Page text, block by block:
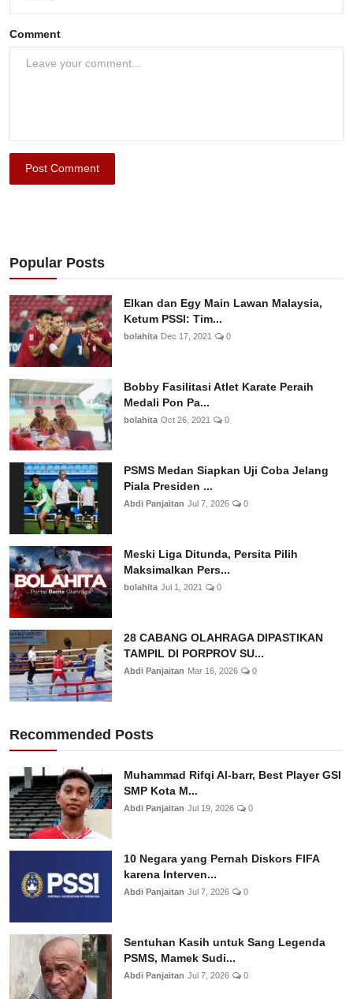
Comment
Post Comment
Popular Posts
Elkan dan Egy Main Lawan Malaysia,
Ketum PSSI: Tim...
bolahita Dec 17, 2021 0
Bobby Fasilitasi Atlet Karate Peraih
Medali Pon Pa...
bolahita Oct 26, 2021 0
PSMS Medan Siapkan Uji Coba Jelang
Piala Presiden ...
Abdi Panjaitan Jul 7, 2026 0
Meski Liga Ditunda, Persita Pilih
Maksimalkan Pers...
bolahita Jul 1, 2021 0
28 CABANG OLAHRAGA DIPASTIKAN
TAMPIL DI PORPROV SU...
Abdi Panjaitan Mar 16, 2026 0
Recommended Posts
Muhammad Rifqi Al-barr, Best Player GSI
SMP Kota M...
Abdi Panjaitan Jul 19, 2026 0
10 Negara yang Pernah Diskors FIFA
karena Interven...
Abdi Panjaitan Jul 7, 2026 0
Sentuhan Kasih untuk Sang Legenda
PSMS, Mamek Sudi...
Abdi Panjaitan Jul 7, 2026 0